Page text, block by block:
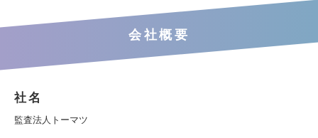
会社概要
社名
監査法人トーマツ